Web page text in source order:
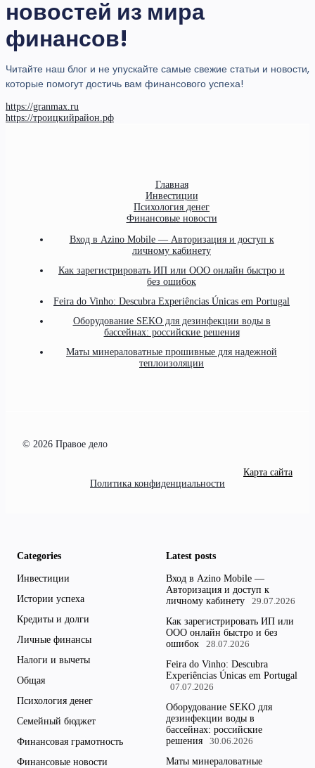
новостей из мира
финансов!
Читайте наш блог и не упускайте самые свежие статьи и новости,
которые помогут достичь вам финансового успеха!
https://granmax.ru
https://троицкийрайон.рф
Главная
Инвестиции
Психология денег
Финансовые новости
Вход в Azino Mobile — Авторизация и доступ к
личному кабинету
Как зарегистрировать ИП или ООО онлайн быстро и
без ошибок
Feira do Vinho: Descubra Experiências Únicas em Portugal
Оборудование SEKO для дезинфекции воды в
бассейнах: российские решения
Маты минераловатные прошивные для надежной
теплоизоляции
© 2026 Правое дело
Карта сайта
Политика конфиденциальности
Categories
Инвестиции
Истории успеха
Кредиты и долги
Личные финансы
Налоги и вычеты
Общая
Психология денег
Семейный бюджет
Финансовая грамотность
Финансовые новости
Latest posts
Вход в Azino Mobile —
Авторизация и доступ к
личному кабинету
29.07.2026
Как зарегистрировать ИП или
ООО онлайн быстро и без
ошибок
28.07.2026
Feira do Vinho: Descubra
Experiências Únicas em Portugal
07.07.2026
Оборудование SEKO для
дезинфекции воды в
бассейнах: российские
решения
30.06.2026
Маты минераловатные